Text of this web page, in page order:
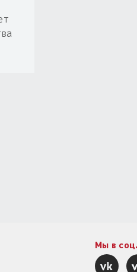
Мы в